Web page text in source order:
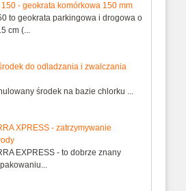
150 - geokrata komórkowa 150 mm
to geokrata parkingowa i drogowa o
cm (...
do odladzania i zwalczania
środek na bazie chlorku ...
XPRESS - zatrzymywanie
EXPRESS - to dobrze znany